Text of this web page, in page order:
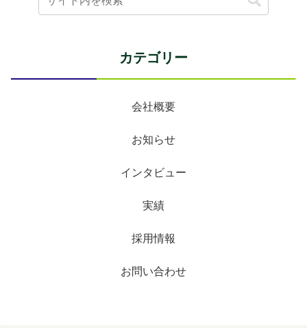
カテゴリー
会社概要
お知らせ
インタビュー
実績
採用情報
お問い合わせ